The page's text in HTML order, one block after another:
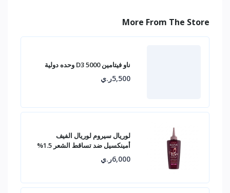
More From The Store
ناو فيتامين D3 5000 وحده دولية
5,500ر.ي
لوريال سيروم لوريال الفيف
أمينكسيل ضد تساقط الشعر 1.5%
6,000ر.ي